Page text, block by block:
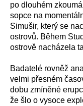
po dlouhém
sopce na
Simušir, který se
ostrovů. Během
ostrově nacházela
Badatelé rovněž
velmi přesném
dobu zmíněné
že šlo o vysoce